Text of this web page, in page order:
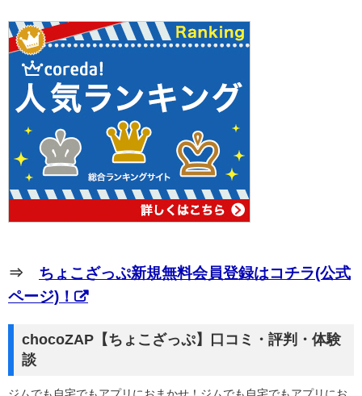
⇒ ちょこざっぷ新規無料会員登録はコチラ(公式
ページ)！
chocoZAP【ちょこざっぷ】口コミ・評判・体験
談
ジムでも自宅でもアプリにおまかせ！ジムでも自宅でもアプリにお